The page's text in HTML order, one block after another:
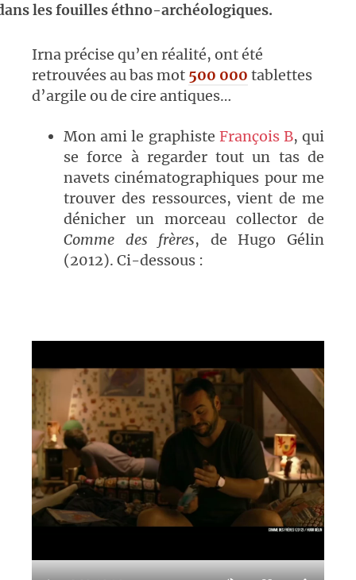
les fouilles éthno-archéologiques.
Irna précise qu’en réalité, ont été
retrouvées au bas mot 500 000 tablettes
d’argile ou de cire antiques…
Mon ami le graphiste François B, qui
se force à regarder tout un tas de
navets cinématographiques pour me
trouver des ressources, vient de me
dénicher un morceau collector de
Comme des frères, de Hugo Gélin
(2012). Ci-dessous :